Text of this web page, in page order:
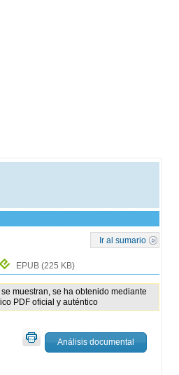
Ir al sumario
EPUB (225 KB)
muestran, se ha obtenido mediante
PDF oficial y auténtico
Análisis documental